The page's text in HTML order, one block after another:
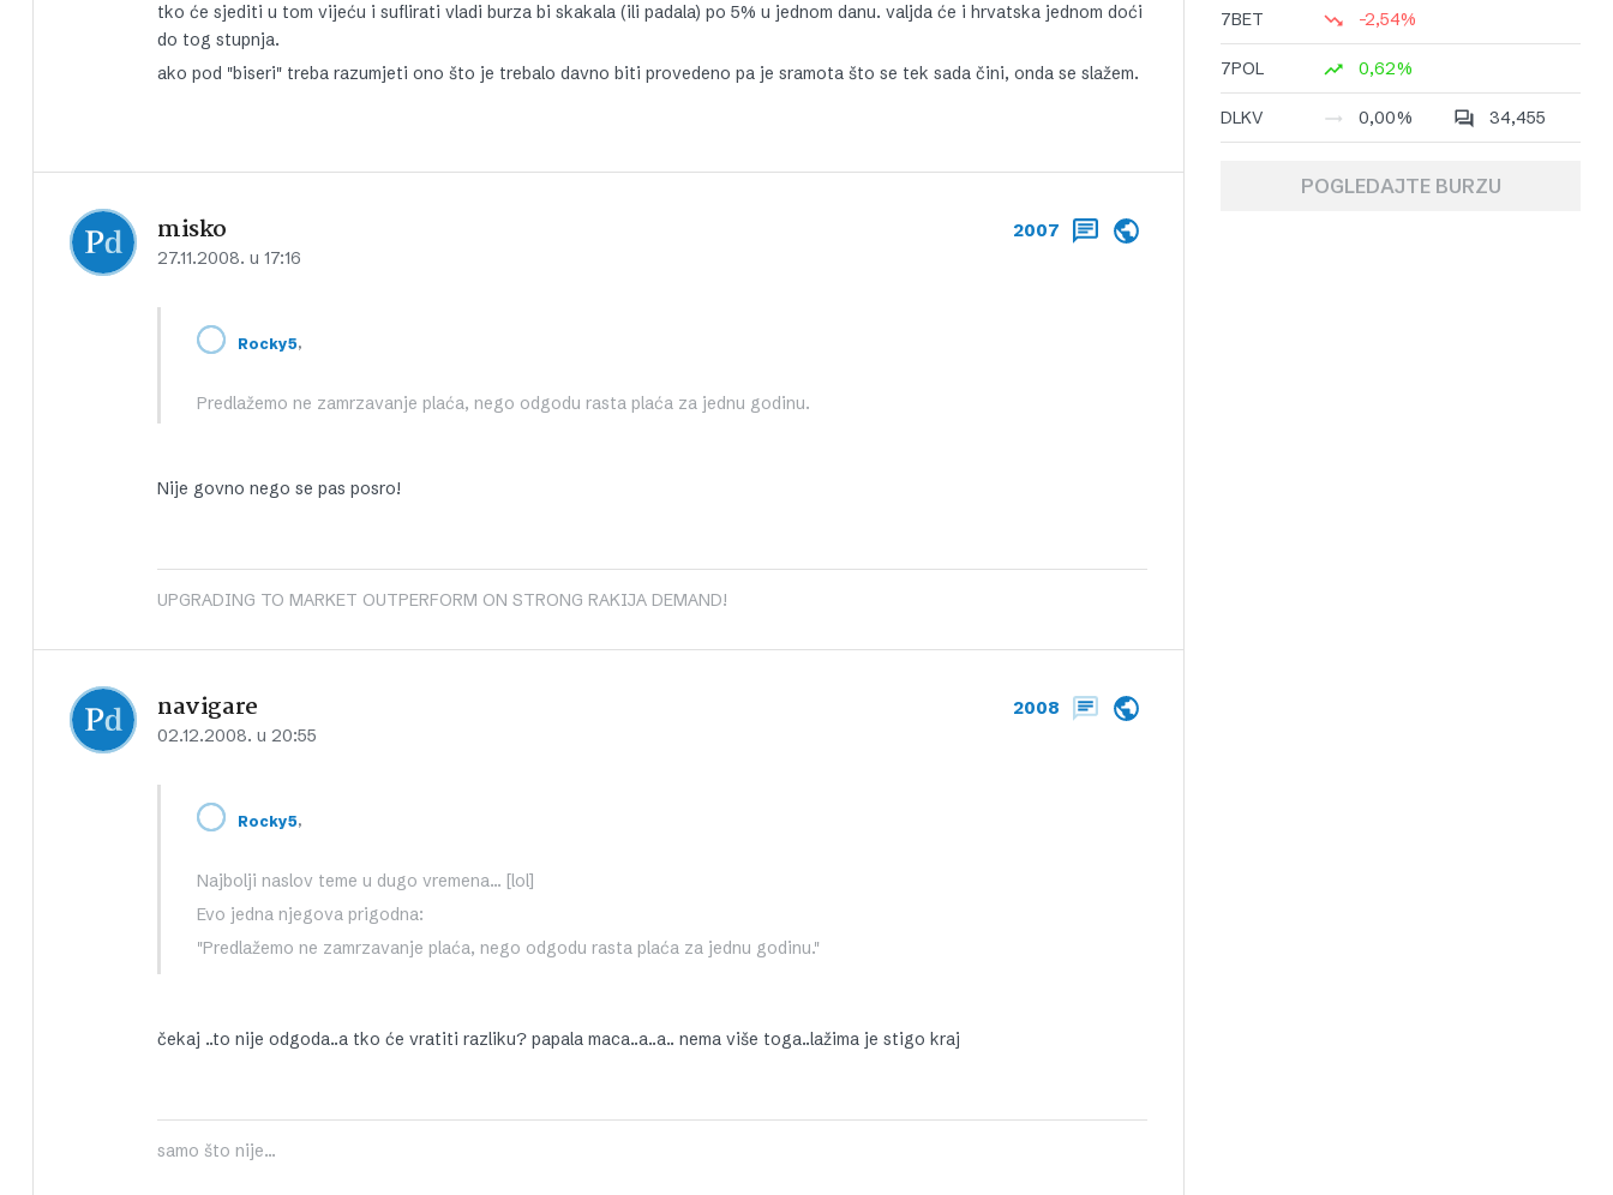
tko će sjediti u tom vijeću i suflirati vladi burza bi skakala (ili padala) po 5% u jednom danu. valjda će i hrvatska jednom doći
do tog stupnja.
ako pod "biseri" treba razumjeti ono što je trebalo davno biti provedeno pa je sramota što se tek sada čini, onda se slažem.
misko
27.11.2008. u 17:16
2007
Rocky5,
Predlažemo ne zamrzavanje plaća, nego odgodu rasta plaća za jednu godinu.
Nije govno nego se pas posro!
UPGRADING TO MARKET OUTPERFORM ON STRONG RAKIJA DEMAND!
navigare
02.12.2008. u 20:55
2008
Rocky5,
Najbolji naslov teme u dugo vremena… [lol]
Evo jedna njegova prigodna:
"Predlažemo ne zamrzavanje plaća, nego odgodu rasta plaća za jednu godinu."
čekaj ..to nije odgoda..a tko će vratiti razliku? papala maca..a..a.. nema više toga..lažima je stigo kraj
samo što nije...
7BET -2,54%
7POL 0,62%
DLKV 0,00% 34,455
POGLEDAJTE BURZU